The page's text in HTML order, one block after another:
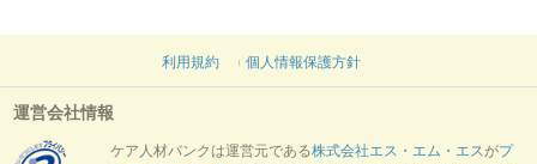
利用規約 個人情報保護方針
運営会社情報
ケア人材バンクは運営元である株式会社エス・エム・エスがプ